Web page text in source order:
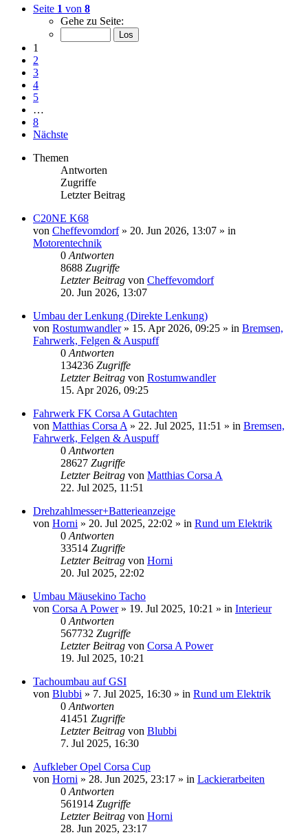
Seite 1 von 8
Gehe zu Seite:
1
2
3
4
5
…
8
Nächste
Themen
Antworten
Zugriffe
Letzter Beitrag
C20NE K68
von Cheffevomdorf» 20. Jun 2026, 13:07 » in
Motorentechnik
0 Antworten
8688 Zugriffe
Letzter Beitrag von Cheffevomdorf
20. Jun 2026, 13:07
Umbau der Lenkung (Direkte Lenkung)
von Rostumwandler» 15. Apr 2026, 09:25 » in Bremsen,
Fahrwerk, Felgen & Auspuff
0 Antworten
134236 Zugriffe
Letzter Beitrag von Rostumwandler
15. Apr 2026, 09:25
Fahrwerk FK Corsa A Gutachten
von Matthias Corsa A » 22. Jul 2025, 11:51 » in Bremsen,
Fahrwerk, Felgen & Auspuff
0 Antworten
28627 Zugriffe
Letzter Beitrag von Matthias Corsa A
22. Jul 2025, 11:51
Drehzahlmesser+Batterieanzeige
von Horni » 20. Jul 2025, 22:02 » in Rund um Elektrik
0 Antworten
33514 Zugriffe
Letzter Beitrag von Horni
20. Jul 2025, 22:02
Umbau Mäusekino Tacho
von Corsa A Power» 19. Jul 2025, 10:21 » in Interieur
0 Antworten
567732 Zugriffe
Letzter Beitrag von Corsa A Power
19. Jul 2025, 10:21
Tachoumbau auf GSI
von Blubbi » 7. Jul 2025, 16:30 » in Rund um Elektrik
0 Antworten
41451 Zugriffe
Letzter Beitrag von Blubbi
7. Jul 2025, 16:30
Aufkleber Opel Corsa Cup
von Horni » 28. Jun 2025, 23:17 » in Lackierarbeiten
0 Antworten
561914 Zugriffe
Letzter Beitrag von Horni
28. Jun 2025, 23:17